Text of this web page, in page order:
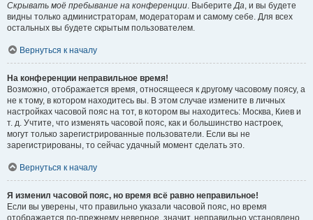
Скрывать моё пребывание на конференции. ВыберитеДа, и вы будете
видны только администраторам, модераторам и самому себе. Для всех
остальных вы будете скрытым пользователем.
Вернуться к началу
На конференции неправильное время!
Возможно, отображается время, относящееся к другому часовому поясу, а
не к тому, в котором находитесь вы. В этом случае измените в личных
настройках часовой пояс на тот, в котором вы находитесь: Москва, Киев и
т. д. Учтите, что изменять часовой пояс, как и большинство настроек,
могут только зарегистрированные пользователи. Если вы не
зарегистрированы, то сейчас удачный момент сделать это.
Вернуться к началу
Я изменил часовой пояс, но время всё равно неправильное!
Если вы уверены, что правильно указали часовой пояс, но время
отображается по-прежнему неверное, значит, неправильно установлено